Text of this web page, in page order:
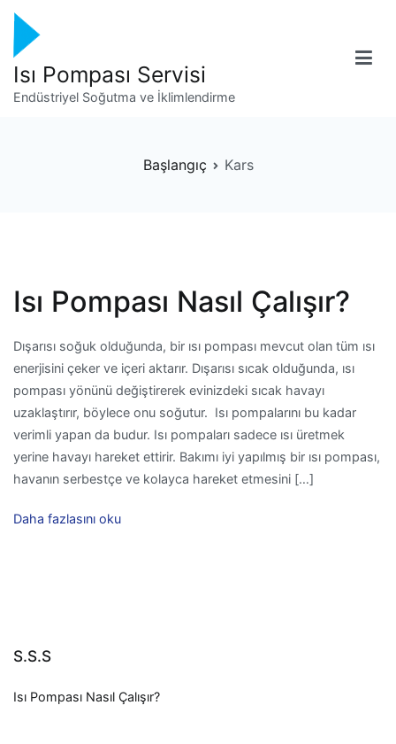
İçeriğe
geç
Isı Pompası Servisi
Endüstriyel Soğutma ve İklimlendirme
Başlangıç Kars
Isı Pompası Nasıl Çalışır?
Dışarısı soğuk olduğunda, bir ısı pompası mevcut olan tüm ısı
enerjisini çeker ve içeri aktarır. Dışarısı sıcak olduğunda, ısı
pompası yönünü değiştirerek evinizdeki sıcak havayı
uzaklaştırır, böylece onu soğutur. Isı pompalarını bu kadar
verimli yapan da budur. Isı pompaları sadece ısı üretmek
yerine havayı hareket ettirir. Bakımı iyi yapılmış bir ısı pompası,
havanın serbestçe ve kolayca hareket etmesini […]
Daha fazlasını oku
S.S.S
Isı Pompası Nasıl Çalışır?